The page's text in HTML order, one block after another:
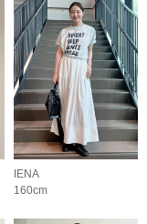
IENA
160cm